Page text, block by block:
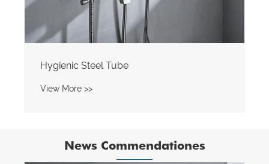
News Commendationes